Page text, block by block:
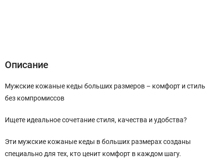
Описание
Мужские кожаные кеды больших размеров – комфорт и стиль
без компромиссов
Ищете идеальное сочетание стиля, качества и удобства?
Эти мужские кожаные кеды в больших размерах созданы
специально для тех, кто ценит комфорт в каждом шагу.